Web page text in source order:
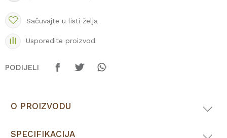
Sačuvajte u listi želja
Usporedite proizvod
PODIJELI
O PROIZVODU
SPECIFIKACIJA